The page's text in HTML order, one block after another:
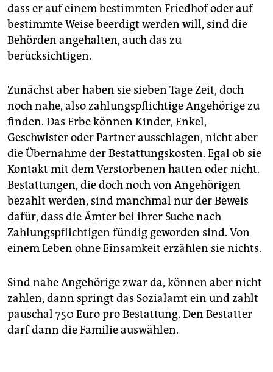
dass er auf einem bestimmten Friedhof oder auf
bestimmte Weise beerdigt werden will, sind die
Behörden angehalten, auch das zu
berücksichtigen.
Zunächst aber haben sie sieben Tage Zeit, doch
noch nahe, also zahlungspflichtige Angehörige zu
finden. Das Erbe können Kinder, Enkel,
Geschwister oder Partner ausschlagen, nicht aber
die Übernahme der Bestattungskosten. Egal ob sie
Kontakt mit dem Verstorbenen hatten oder nicht.
Bestattungen, die doch noch von Angehörigen
bezahlt werden, sind manchmal nur der Beweis
dafür, dass die Ämter bei ihrer Suche nach
Zahlungspflichtigen fündig geworden sind. Von
einem Leben ohne Einsamkeit erzählen sie nichts.
Sind nahe Angehörige zwar da, können aber nicht
zahlen, dann springt das Sozialamt ein und zahlt
pauschal 750 Euro pro Bestattung. Den Bestatter
darf dann die Familie auswählen.